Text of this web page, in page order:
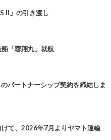
II」の引き渡し
「蓉翔丸」就航
パートナーシップ契約を締結しま
けて、2026年7月よりヤマト運輸